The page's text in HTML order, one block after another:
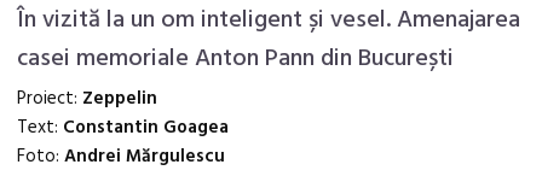
În vizită la un om inteligent și vesel. Amenajarea
casei memoriale Anton Pann din București
Proiect: Zeppelin
Text: Constantin Goagea
Foto:Andrei Mărgulescu